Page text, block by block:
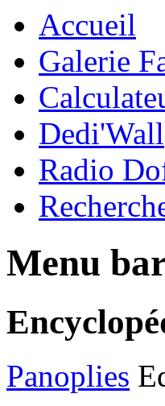
Accueil
Galerie
Dedi'Wall
Radio
Menu
Panoplies